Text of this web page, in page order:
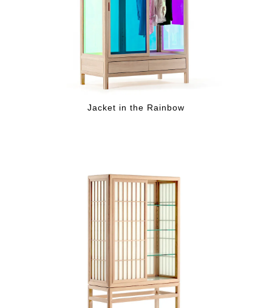
Jacket in the Rainbow